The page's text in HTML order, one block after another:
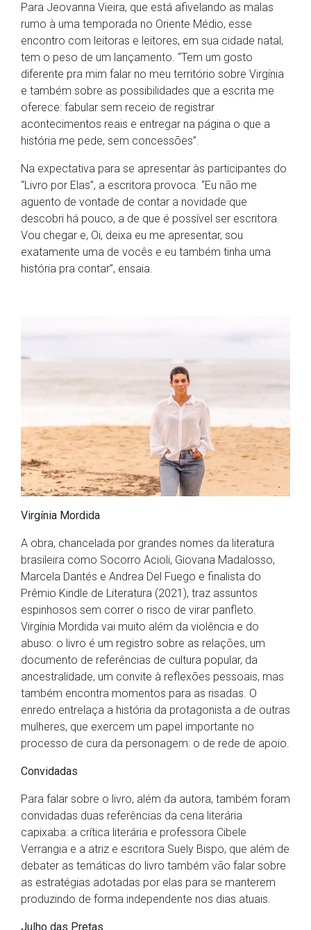
Para Jeovanna Vieira, que está afivelando as malas
rumo à uma temporada no Oriente Médio, esse
encontro com leitoras e leitores, em sua cidade natal,
tem o peso de um lançamento. “Tem um gosto
diferente pra mim falar no meu território sobre Virgínia
e também sobre as possibilidades que a escrita me
oferece: fabular sem receio de registrar
acontecimentos reais e entregar na página o que a
história me pede, sem concessões”.
Na expectativa para se apresentar às participantes do
“Livro por Elas”, a escritora provoca. “Eu não me
aguento de vontade de contar a novidade que
descobri há pouco, a de que é possível ser escritora.
Vou chegar e, Oi, deixa eu me apresentar, sou
exatamente uma de vocês e eu também tinha uma
história pra contar”, ensaia.
Virgínia Mordida
A obra, chancelada por grandes nomes da literatura
brasileira como Socorro Acioli, Giovana Madalosso,
Marcela Dantés e Andrea Del Fuego e finalista do
Prêmio Kindle de Literatura (2021), traz assuntos
espinhosos sem correr o risco de virar panfleto.
Virgínia Mordida vai muito além da violência e do
abuso: o livro é um registro sobre as relações, um
documento de referências de cultura popular, da
ancestralidade, um convite à reflexões pessoais, mas
também encontra momentos para as risadas. O
enredo entrelaça a história da protagonista a de outras
mulheres, que exercem um papel importante no
processo de cura da personagem: o de rede de apoio.
Convidadas
Para falar sobre o livro, além da autora, também foram
convidadas duas referências da cena literária
capixaba: a crítica literária e professora Cibele
Verrangia e a atriz e escritora Suely Bispo, que além de
debater as temáticas do livro também vão falar sobre
as estratégias adotadas por elas para se manterem
produzindo de forma independente nos dias atuais.
Julho das Pretas